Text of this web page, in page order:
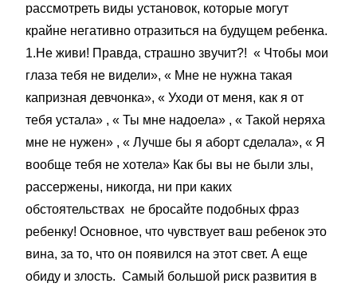
рассмотреть виды установок, которые могут
крайне негативно отразиться на будущем ребенка.
1.Не живи! Правда, страшно звучит?! « Чтобы мои
глаза тебя не видели», « Мне не нужна такая
капризная девчонка», « Уходи от меня, как я от
тебя устала» , « Ты мне надоела» , « Такой неряха
мне не нужен» , « Лучше бы я аборт сделала», « Я
вообще тебя не хотела» Как бы вы не были злы,
рассержены, никогда, ни при каких
обстоятельствах не бросайте подобных фраз
ребенку! Основное, что чувствует ваш ребенок это
вина, за то, что он появился на этот свет. А еще
обиду и злость. Самый большой риск развития в